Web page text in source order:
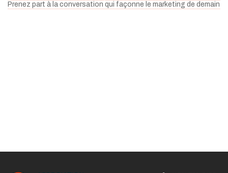
Prenez part à la conversation qui façonne le marketing de demain